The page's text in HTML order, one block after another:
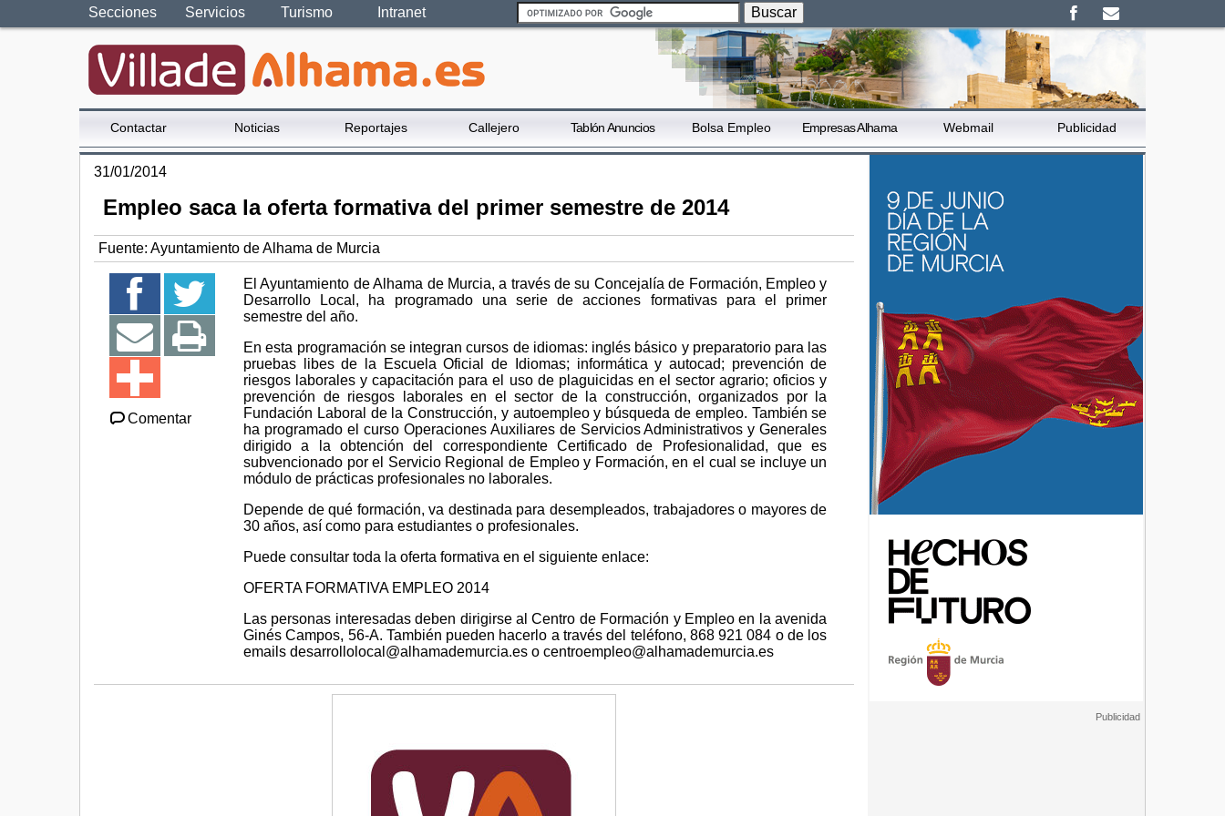
Secciones Servicios Turismo Intranet
Contactar Noticias Reportajes Callejero Tablón Anuncios Bolsa Empleo Empresas Alhama Webmail Publicidad
31/01/2014
Empleo saca la oferta formativa del primer semestre de 2014
Fuente: Ayuntamiento de Alhama de Murcia
Comentar
El Ayuntamiento de Alhama de Murcia, a través de su Concejalía de Formación, Empleo y
Desarrollo Local, ha programado una serie de acciones formativas para el primer
semestre del año.
En esta programación se integran cursos de idiomas: inglés básico y preparatorio para las
pruebas libes de la Escuela Oficial de Idiomas; informática y autocad; prevención de
riesgos laborales y capacitación para el uso de plaguicidas en el sector agrario; oficios y
prevención de riesgos laborales en el sector de la construcción, organizados por la
Fundación Laboral de la Construcción, y autoempleo y búsqueda de empleo. También se
ha programado el curso Operaciones Auxiliares de Servicios Administrativos y Generales
dirigido a la obtención del correspondiente Certificado de Profesionalidad, que es
subvencionado por el Servicio Regional de Empleo y Formación, en el cual se incluye un
módulo de prácticas profesionales no laborales.
Depende de qué formación, va destinada para desempleados, trabajadores o mayores de
30 años, así como para estudiantes o profesionales.
Puede consultar toda la oferta formativa en el siguiente enlace:
OFERTA FORMATIVA EMPLEO 2014
Las personas interesadas deben dirigirse al Centro de Formación y Empleo en la avenida
Ginés Campos, 56-A. También pueden hacerlo a través del teléfono, 868 921 084 o de los
emails desarrollolocal@alhamademurcia.es o centroempleo@alhamademurcia.es